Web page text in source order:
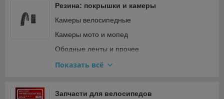
Прочее
Ремкомплекты, прокладки, подшипники
Сиденья
Стартер и кикстартер
Топливная система и карбюратор
Трансмиссия (сцепление, вариатор, цепи)
Резина: покрышки и камеры
Камеры велосипедные
Камеры мото и мопед
Ободные ленты и прочее
Покрышки велосипедные
Покрышки мото и мопед
Показать всё
Запчасти для велосипедов